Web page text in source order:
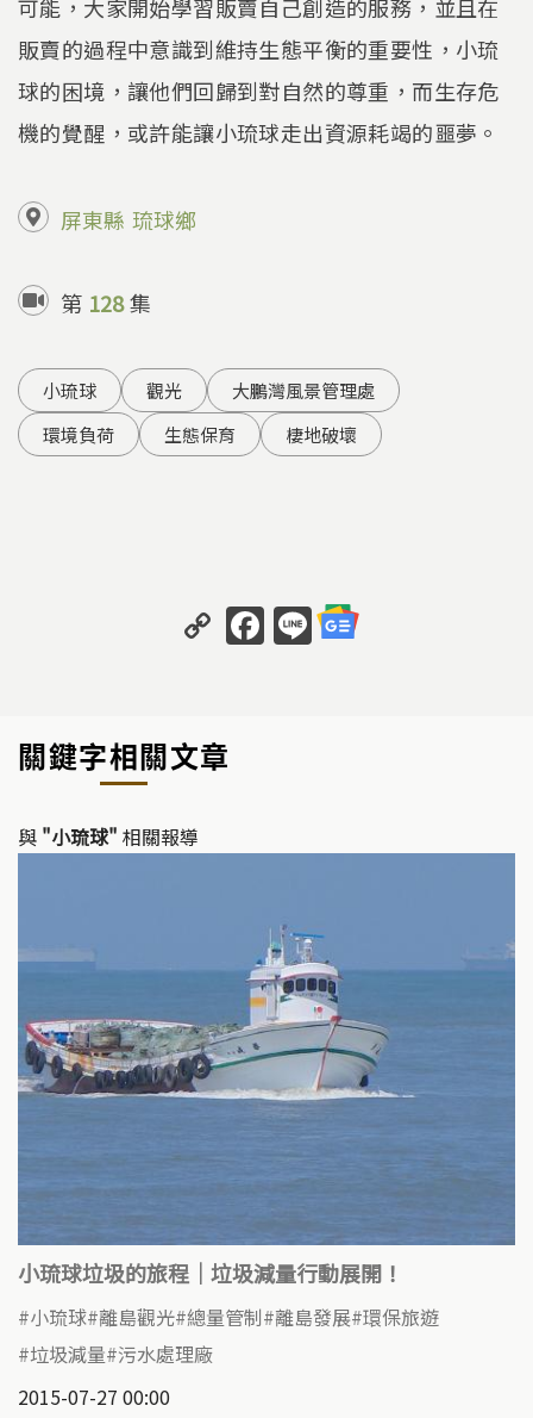
可能，大家開始學習販賣自己創造的服務，並且在
販賣的過程中意識到維持生態平衡的重要性，小琉
球的困境，讓他們回歸到對自然的尊重，而生存危
機的覺醒，或許能讓小琉球走出資源耗竭的噩夢。
屏東縣 琉球鄉
第 128集
小琉球 觀光
大鵬灣風景管理處
環境負荷
生態保育 棲地破壞
C
o
y
Li
k
F
a
o
Li
n
關鍵字相關文章
與 "小琉球" 相關報導
小琉球垃圾的旅程｜垃圾減量行動展開！
小琉球 離島觀光 總量管制 離島發展 環保旅遊
垃圾減量 污水處理廠
2015-07-27 00:00